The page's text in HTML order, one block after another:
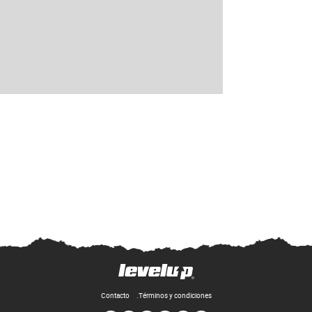
Contacto Términos y condiciones